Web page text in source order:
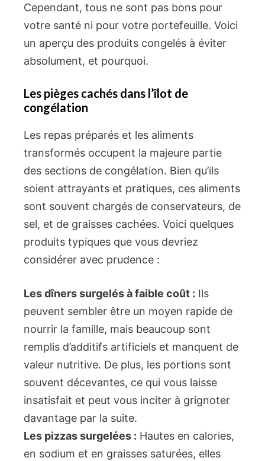
Cependant, tous ne sont pas bons pour
votre santé ni pour votre portefeuille. Voici
un aperçu des produits congelés à éviter
absolument, et pourquoi.
Les pièges cachés dans l’îlot de
congélation
Les repas préparés et les aliments
transformés occupent la majeure partie
des sections de congélation. Bien qu’ils
soient attrayants et pratiques, ces aliments
sont souvent chargés de conservateurs, de
sel, et de graisses cachées. Voici quelques
produits typiques que vous devriez
considérer avec prudence :
Les dîners surgelés à faible coût : Ils
peuvent sembler être un moyen rapide de
nourrir la famille, mais beaucoup sont
remplis d’additifs artificiels et manquent de
valeur nutritive. De plus, les portions sont
souvent décevantes, ce qui vous laisse
insatisfait et peut vous inciter à grignoter
davantage par la suite.
Les pizzas surgelées : Hautes en calories,
en sodium et en graisses saturées, elles